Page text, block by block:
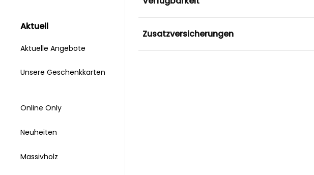
aktuell
Aktuelle Angebote
Unsere Geschenkkarten
Online Only
Neuheiten
Massivholz
Zusatzversicherungen